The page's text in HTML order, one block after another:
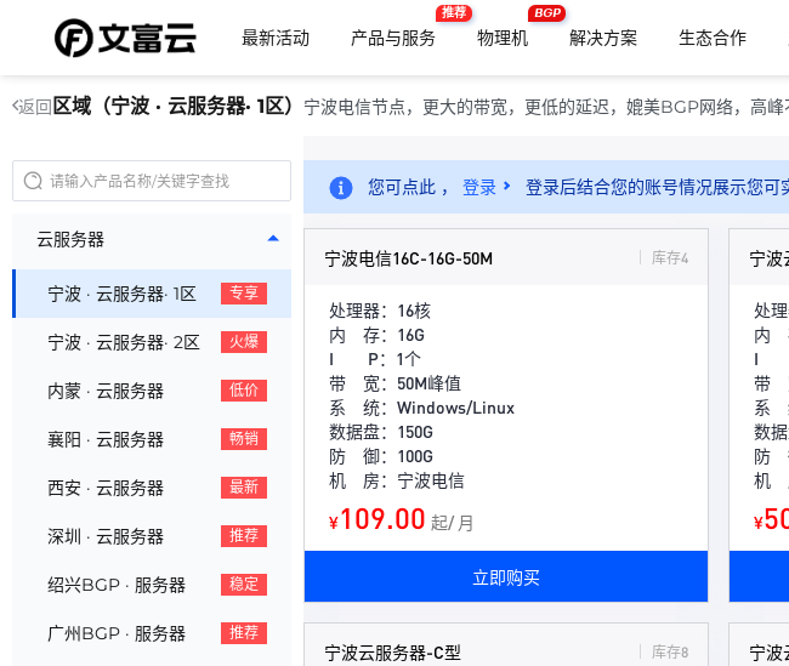
最新活动 产品与服务
推荐
物理机
BGP
解决方案 生态合作
返回 区域（宁波 · 云服务器· 1区） 宁波电信节点，更大的带宽，更低的延迟，媲美BGP网络，高
云服务器
宁波 · 云服务器· 1区 专享
宁波 · 云服务器· 2区 火爆
内蒙 · 云服务器 低价
襄阳 · 云服务器 畅销
西安 · 云服务器 最新
深圳 · 云服务器 推荐
绍兴BGP · 服务器 稳定
广州BGP · 服务器 推荐
您可点此 ， 登录 登录后结合您的账号情况展示您可
宁波电信16C-16G-50M 库存4
处理器：16核
内 存：16G
I P：1个
带 宽：50M峰值
系 统：Windows/Linux
数据盘：150G
防 御：100G
机 房：宁波电信
¥109.00 起/ 月
立即购买
宁波
处
内
I P
带
系
数
防
机
¥
宁波云服务器-C型 库存8 宁波